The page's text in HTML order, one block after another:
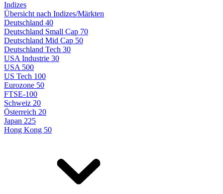
Indizes
Übersicht nach Indizes/Märkten
Deutschland 40
Deutschland Small Cap 70
Deutschland Mid Cap 50
Deutschland Tech 30
USA Industrie 30
USA 500
US Tech 100
Eurozone 50
FTSE-100
Schweiz 20
Österreich 20
Japan 225
Hong Kong 50